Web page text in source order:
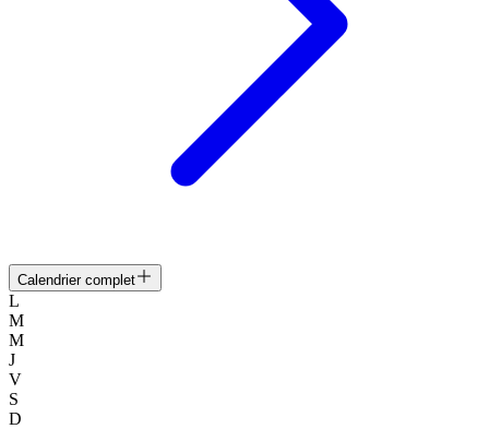
Calendrier complet
L
M
M
J
V
S
D